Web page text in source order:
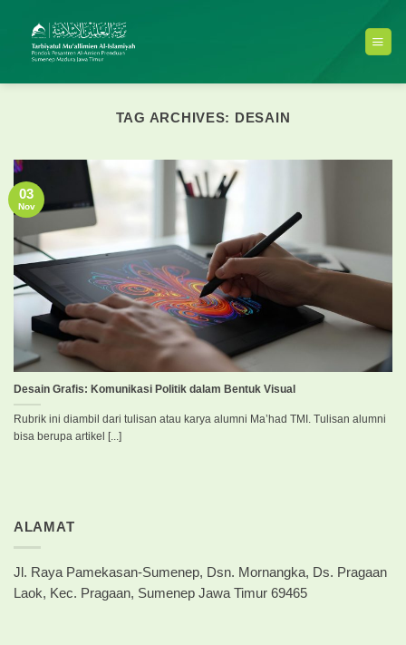
content
TAG ARCHIVES: DESAIN
Desain Grafis: Komunikasi Politik dalam Bentuk Visual
Rubrik ini diambil dari tulisan atau karya alumni Ma’had TMI. Tulisan alumni
bisa berupa artikel [...]
03
Nov
ALAMAT
Jl. Raya Pamekasan-Sumenep, Dsn. Mornangka, Ds. Pragaan
Laok, Kec. Pragaan, Sumenep Jawa Timur 69465